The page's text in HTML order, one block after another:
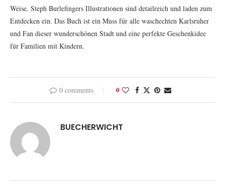
Weise. Steph Burlefingers Illustrationen sind detailreich und laden zum
Entdecken ein. Das Buch ist ein Muss für alle waschechten Karlsruher
und Fan dieser wunderschönen Stadt und eine perfekte Geschenkidee
für Familien mit Kindern.
0 comments 0
BUECHERWICHT